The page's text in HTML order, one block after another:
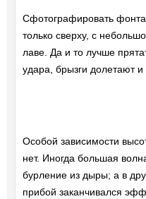
Сфотографировать
только сверху, с
лаве. Да и то лучше
удара, брызги долетают
Особой зависимости
нет. Иногда большая
бурление из дыры; а в
прибой заканчивался